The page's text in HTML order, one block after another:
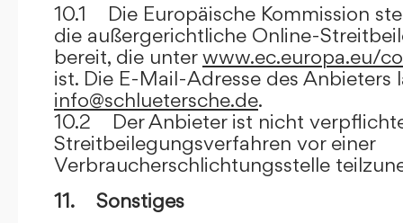
10.1 Die Europäische Kommission
die außergerichtliche Online-
bereit, die unterwww.ec.europa.eu/
ist. Die E-Mail-Adresse des Anbieters
info@schluetersche.de.
10.2 Der Anbieter ist nicht
Streitbeilegungsverfahren vor einer
Verbraucherschlichtungsstelle
11. Sonstiges